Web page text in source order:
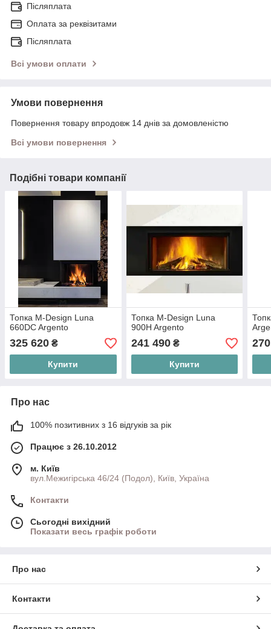
Післяплата
Оплата за реквізитами
Післяплата
Всі умови оплати
Умови повернення
Повернення товару впродовж 14 днів за домовленістю
Всі умови повернення
Подібні товари компанії
Топка M-Design Luna
660DC Argento
325 620 ₴
Купити
Топка M-Design Luna
900H Argento
241 490₴
Купити
Про нас
100% позитивних з 16 відгуків за рік
Працює з 26.10.2012
м. Київ
вул.Межигірська 46/24 (Подол), Київ, Україна
Контакти
Сьогодні вихідний
Показати весь графік роботи
Про нас
Контакти